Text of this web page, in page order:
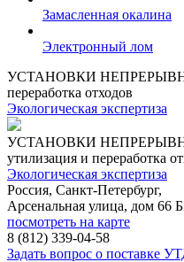
Замасленная окалина
Электронный лом
УСТАНОВКИ
переработка отходов
Экологическая экспертиза
УСТАНОВКИ
утилизация и переработка
Экологическая экспертиза
Россия, Санкт-Петербург,
Арсенальная улица, дом 66 Б
посмотреть на карте
8 (812) 339-04-58
Задать вопрос о поставке